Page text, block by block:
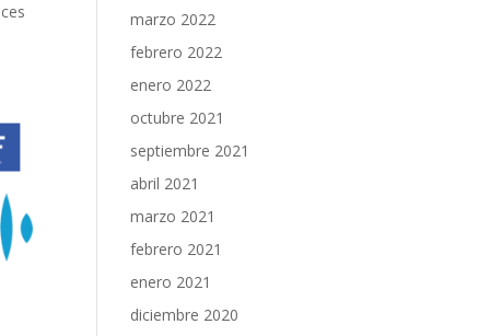
marzo 2022
febrero 2022
enero 2022
octubre 2021
septiembre 2021
abril 2021
marzo 2021
febrero 2021
enero 2021
diciembre 2020